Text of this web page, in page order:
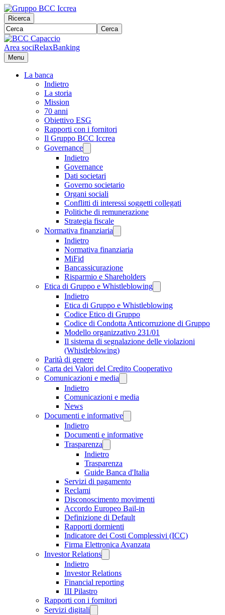
Ricerca
Cerca
Area sociRelaxBanking
Menu
La banca
Indietro
La storia
Mission
70 anni
Obiettivo ESG
Rapporti con i fornitori
Il Gruppo BCC Iccrea
Governance
Indietro
Governance
Dati societari
Governo societario
Organi sociali
Conflitti di interessi soggetti collegati
Politiche di remunerazione
Strategia fiscale
Normativa finanziaria
Indietro
Normativa finanziaria
MiFid
Bancassicurazione
Risparmio e Shareholders
Etica di Gruppo e Whistleblowing
Indietro
Etica di Gruppo e Whistleblowing
Codice Etico di Gruppo
Codice di Condotta Anticorruzione di Gruppo
Modello organizzativo 231/01
Il sistema di segnalazione delle violazioni
(Whistleblowing)
Parità di genere
Carta dei Valori del Credito Cooperativo
Comunicazioni e media
Indietro
Comunicazioni e media
News
Documenti e informative
Indietro
Documenti e informative
Trasparenza
Indietro
Trasparenza
Guide Banca d'Italia
Servizi di pagamento
Reclami
Disconoscimento movimenti
Accordo Europeo Bail-in
Definizione di Default
Rapporti dormienti
Indicatore dei Costi Complessivi (ICC)
Firma Elettronica Avanzata
Investor Relations
Indietro
Investor Relations
Financial reporting
III Pilastro
Rapporti con i fornitori
Servizi digitali